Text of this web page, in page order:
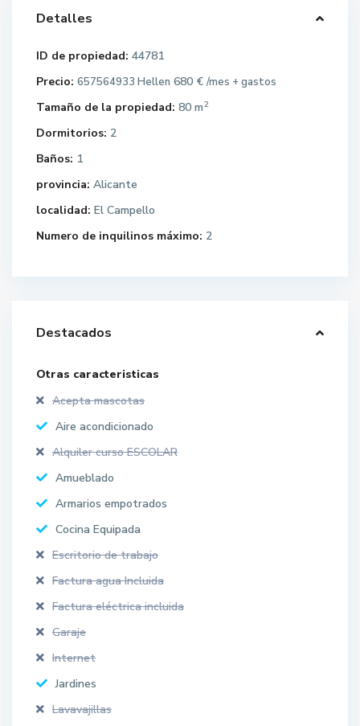
Detalles
ID de propiedad: 44781
Precio: 657564933 Hellen 680 € /mes + gastos
Tamaño de la propiedad: 80 m2
Dormitorios: 2
Baños: 1
provincia: Alicante
localidad: El Campello
Numero de inquilinos máximo: 2
Destacados
Otras caracteristicas
Acepta mascotas
Aire acondicionado
Alquiler curso ESCOLAR
Amueblado
Armarios empotrados
Cocina Equipada
Escritorio de trabajo
Factura agua Incluida
Factura eléctrica incluida
Garaje
Internet
Jardines
Lavavajillas